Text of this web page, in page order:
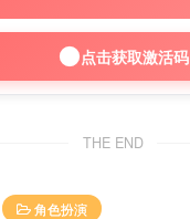
点击获取激活码
THE END
角色扮演